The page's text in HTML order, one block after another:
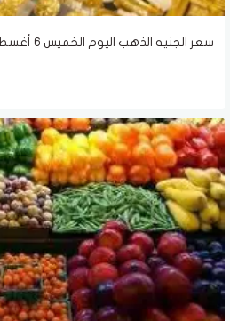
سعر الجنيه الذهب اليوم الخميس 6 أغسطس 2026 في مصر